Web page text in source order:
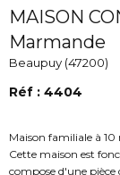
MAISON
Marmande
Beaupuy (47200)
Réf : 4404
Maison familiale à
Cette maison est
compose d'une